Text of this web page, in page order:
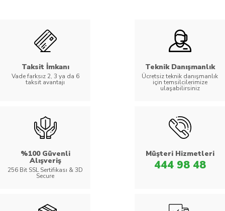
Taksit İmkanı
Vade farksız 2, 3 ya da 6
taksit avantajı
Teknik Danışmanlık
Ücretsiz teknik danışmanlık
için temsilcilerimize
ulaşabilirsiniz
%100 Güvenli
Alışveriş
256 Bit SSL Sertifikası & 3D
Secure
Müşteri Hizmetleri
444 98 48